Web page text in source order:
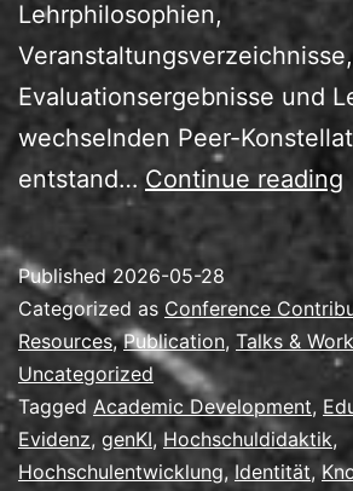
Lehrphilosophien,
Veranstaltungsverzeichnisse,
Evaluationsergebnisse und
wechselnden Peer-
entstand… Continue reading
Published2026-05-28
Categorized as Conference
Resources,Publication, Talks &
Uncategorized
Tagged Academic Development,
Evidenz, genKI, Hochschuldidaktik,
Hochschulentwicklung,Identität,